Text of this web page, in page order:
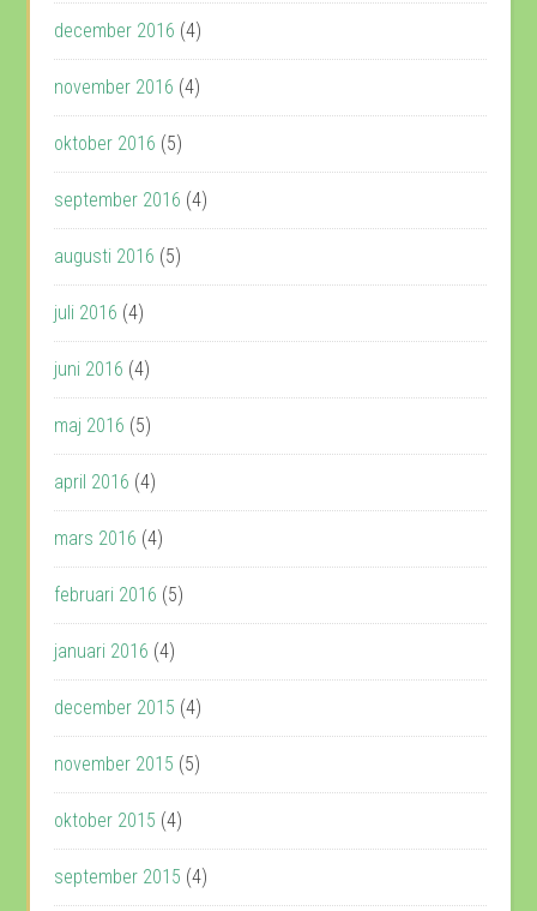
december 2016 (4)
november 2016 (4)
oktober 2016 (5)
september 2016 (4)
augusti 2016 (5)
juli 2016 (4)
juni 2016 (4)
maj 2016 (5)
april 2016 (4)
mars 2016 (4)
februari 2016 (5)
januari 2016 (4)
december 2015 (4)
november 2015 (5)
oktober 2015 (4)
september 2015 (4)